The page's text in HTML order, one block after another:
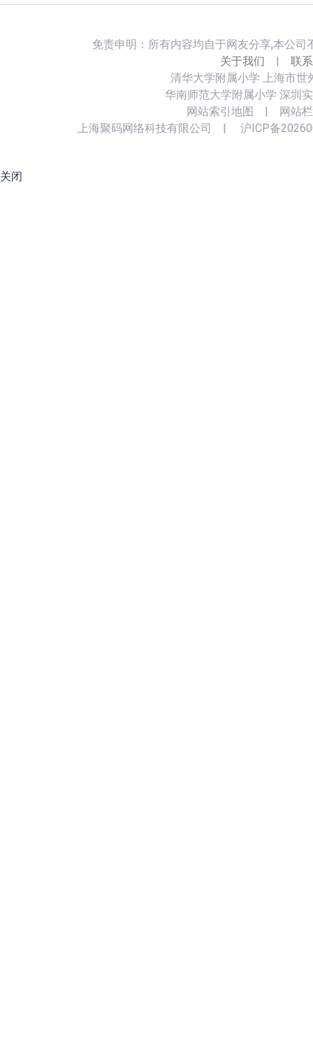
免责申明：所有内容均自于网友分享,本公
关于我们
联
清华大学附属小学 上海市世
华南师范大学附属小学 深圳
网站索引地图
网站
上海聚码网络科技有限公司
沪ICP备
关闭